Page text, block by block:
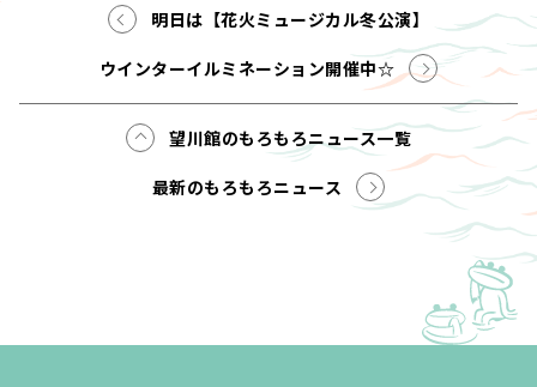
明日は【花火ミュージカル冬公演】
ウインターイルミネーション開催中☆
望川館のもろもろニュース一覧
最新のもろもろニュース